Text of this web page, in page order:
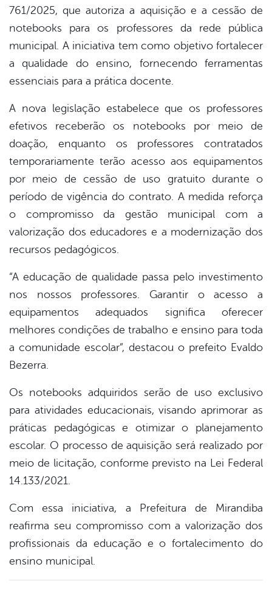
761/2025, que autoriza a aquisição e a cessão de
notebooks para os professores da rede pública
municipal. A iniciativa tem como objetivo fortalecer
a qualidade do ensino, fornecendo ferramentas
essenciais para a prática docente.
A nova legislação estabelece que os professores
efetivos receberão os notebooks por meio de
doação, enquanto os professores contratados
temporariamente terão acesso aos equipamentos
por meio de cessão de uso gratuito durante o
período de vigência do contrato. A medida reforça
o compromisso da gestão municipal com a
valorização dos educadores e a modernização dos
recursos pedagógicos.
“A educação de qualidade passa pelo investimento
nos nossos professores. Garantir o acesso a
equipamentos adequados significa oferecer
melhores condições de trabalho e ensino para toda
a comunidade escolar”, destacou o prefeito Evaldo
Bezerra.
Os notebooks adquiridos serão de uso exclusivo
para atividades educacionais, visando aprimorar as
práticas pedagógicas e otimizar o planejamento
escolar. O processo de aquisição será realizado por
meio de licitação, conforme previsto na Lei Federal
14.133/2021.
Com essa iniciativa, a Prefeitura de Mirandiba
reafirma seu compromisso com a valorização dos
profissionais da educação e o fortalecimento do
ensino municipal.